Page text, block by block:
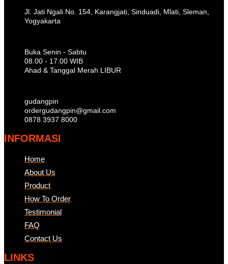
Jl. Jati Ngali No. 154, Karangjati, Sinduadi, Mlati, Sleman,
Yogyakarta
Buka Senin - Sabtu
08.00 - 17.00 WIB
Ahad & Tanggal Merah LIBUR
gudangpin
ordergudangpin@gmail.com
0878 3937 8000
INFORMASI
Home
About Us
Product
How To Order
Testimonial
FAQ
Contact Us
LINKS